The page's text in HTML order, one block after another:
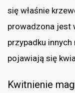
się właśnie
prowadzona jest
przypadku
pojawiają się
Kwitnienie